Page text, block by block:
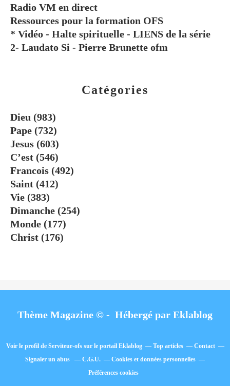
Catégories
Dieu (983)
Pape (732)
Jesus (603)
C’est (546)
Francois (492)
Saint (412)
Vie (383)
Dimanche (254)
Monde (177)
Christ (176)
Radio VM en direct
Ressources pour la formation OFS
* Vidéo - Halte spirituelle - LIENS de la série
2- Laudato Si - Pierre Brunette ofm
Thème Magazine © - Hébergé par Eklablog
Voir le profil de Serviteur-ofssur le portail Eklablog Top articles
Contact
Signaler un abus
C.G.U.
Cookies et données personnelles
Préférences cookies